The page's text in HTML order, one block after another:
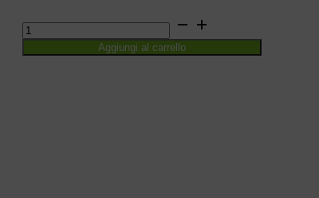
UN
NIDO
Aggiungi al carrello